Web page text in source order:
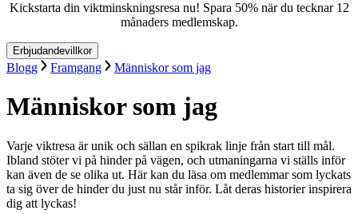
Kickstarta din viktminskningsresa nu! Spara 50% när du tecknar 12
månaders medlemskap.
Erbjudandevillkor
Blogg Framgang Människor som jag
Människor som jag
Varje viktresa är unik och sällan en spikrak linje från start till mål.
Ibland stöter vi på hinder på vägen, och utmaningarna vi ställs inför
kan även de se olika ut. Här kan du läsa om medlemmar som lyckats
ta sig över de hinder du just nu står inför. Låt deras historier inspirera
dig att lyckas!